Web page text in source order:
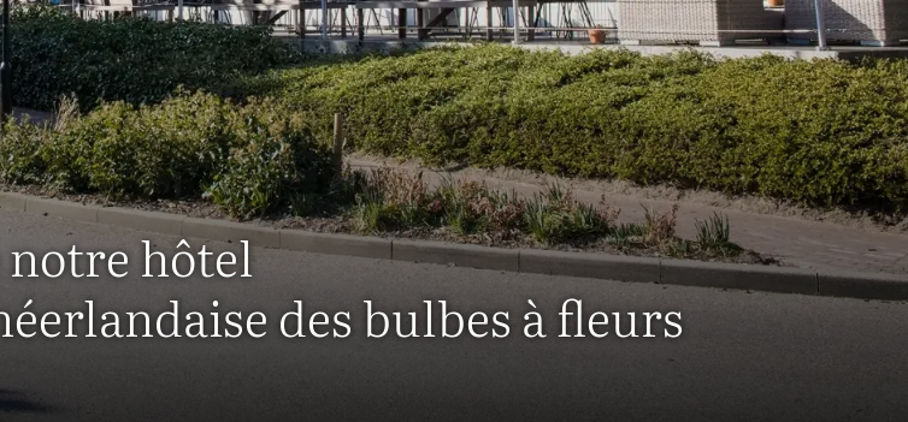
notre hôtel
des bulbes à fleurs